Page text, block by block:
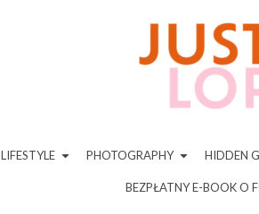
LIFESTYLE PHOTOGRAPHY HIDDEN
BEZPŁATNY E-BOOK O